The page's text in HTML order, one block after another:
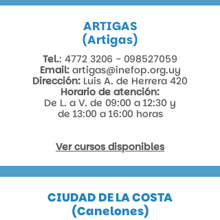
ARTIGAS
(Artigas)
Tel.: 4772 3206 - 098527059
Email: artigas@inefop.org.uy
Dirección: Luis A. de Herrera 420​
Horario de atención:
De L. a V. de 09:00 a 12:30 y
de 13:00 a 16:00 horas
Ver cursos disponibles
CIUDAD DE LA COSTA
(Canelones)